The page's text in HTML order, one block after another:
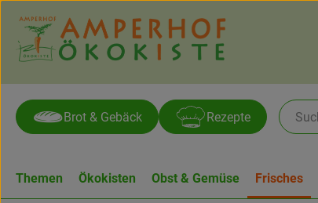
Brot & Gebäck Rezepte
Themen Ökokisten Obst & Gemüse Frisches